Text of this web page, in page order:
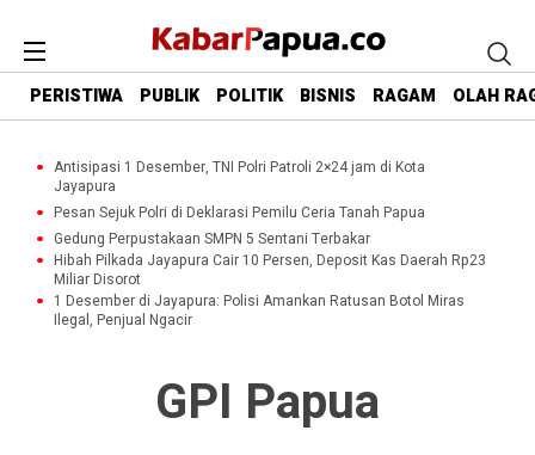
PERISTIWA PUBLIK POLITIK BISNIS RAGAM OLAH
Antisipasi 1 Desember, TNI Polri Patroli 2×24 jam di Kota
Jayapura
Pesan Sejuk Polri di Deklarasi Pemilu Ceria Tanah Papua
Gedung Perpustakaan SMPN 5 Sentani Terbakar
Hibah Pilkada Jayapura Cair 10 Persen, Deposit Kas Daerah Rp23
Miliar Disorot
1 Desember di Jayapura: Polisi Amankan Ratusan Botol Miras
Ilegal, Penjual Ngacir
GPI Papua